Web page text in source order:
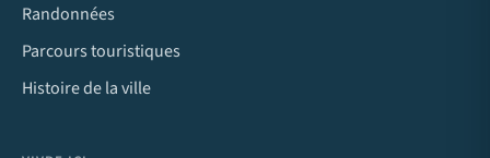
Randonnées
Parcours touristiques
Histoire de la ville